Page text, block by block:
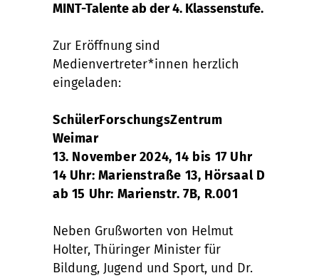
MINT-Talente ab der 4. Klassenstufe.
Zur Eröffnung sind
Medienvertreter*innen herzlich
eingeladen:
SchülerForschungsZentrum
Weimar
13. November 2024, 14 bis 17 Uhr
14 Uhr: Marienstraße 13, Hörsaal D
ab 15 Uhr: Marienstr. 7B, R.001
Neben Grußworten von Helmut
Holter, Thüringer Minister für
Bildung, Jugend und Sport, und Dr.